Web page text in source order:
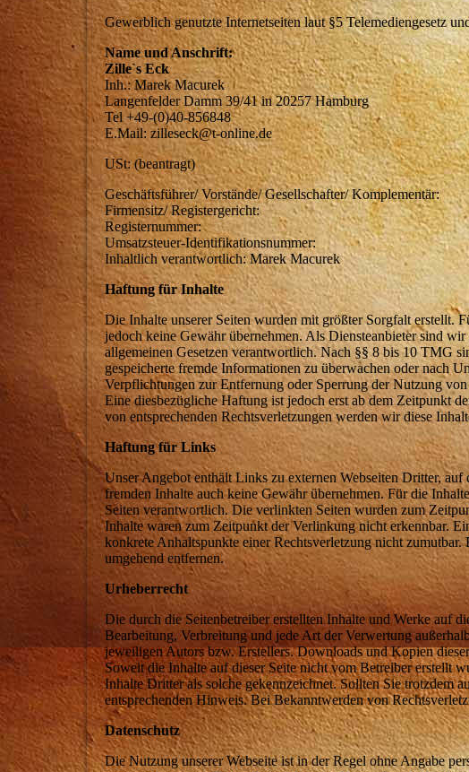
Gewerblich genutzte Internetseiten laut §5 Telemediengesetz
Name und Anschrift:
Zille`s Eck
Inh.: Marek Macurek
Langenfelder Damm 39/41 in 20257 Hamburg
Tel +49-(0)40-856848
E.Mail: zilleseck@t-online.de
USt: (beantragt)
Geschäftsführer/ Vorstände/ Gesellschafter/ Komplementär:
Firmensitz/ Registergericht:
Registernummer:
Umsatzsteuer-Identifikationsnummer:
Inhaltlich verantwortlich: Marek Macurek
Haftung für Inhalte
Die Inhalte unserer Seiten wurden mit größter Sorgfalt
jedoch keine Gewähr übernehmen. Als Diensteanbieter sind
allgemeinen Gesetzen verantwortlich. Nach §§ 8 bis 10 TMG
gespeicherte fremde Informationen zu überwachen oder nach
Verpflichtungen zur Entfernung oder Sperrung der Nutzung
Eine diesbezügliche Haftung ist jedoch erst ab dem Zeitpunkt
von entsprechenden Rechtsverletzungen werden wir diese
Haftung für Links
Unser Angebot enthält Links zu externen Webseiten Dritter,
fremden Inhalte auch keine Gewähr übernehmen. Für die
Seiten verantwortlich. Die verlinkten Seiten wurden zum
Inhalte waren zum Zeitpunkt der Verlinkung nicht erkennbar.
konkrete Anhaltspunkte einer Rechtsverletzung nicht
umgehend entfernen.
Urheberrecht
Die durch die Seitenbetreiber erstellten Inhalte und Werke auf
Bearbeitung, Verbreitung und jede Art der Verwertung
jeweiligen Autors bzw. Erstellers. Downloads und Kopien
Soweit die Inhalte auf dieser Seite nicht vom Betreiber erstellt
Inhalte Dritter als solche gekennzeichnet. Sollten Sie trotzdem
entsprechenden Hinweis. Bei Bekanntwerden von
Datenschutz
Die Nutzung unserer Webseite ist in der Regel ohne Angabe